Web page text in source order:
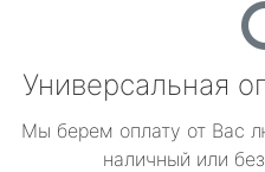
Универсальная
Мы берем оплату от Вас
наличный или